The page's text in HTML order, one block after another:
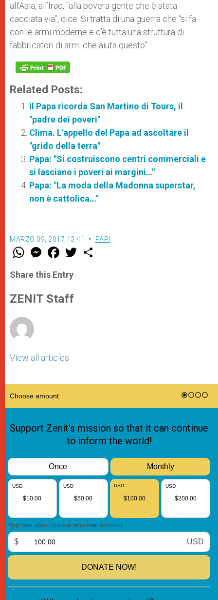
all’Asia, all’Iraq, “alla povera gente che è stata
cacciata via”, dice. Si tratta di una guerra che “si fa
con le armi moderne e c’è tutta una struttura di
fabbricatori di armi che aiuta questo”.
Related Posts:
Il Papa ricorda San Martino di Tours, il
"padre dei poveri"
Clima. L'appello del Papa ad ascoltare il
"grido della terra"
Papa: "Si costruiscono centri commerciali e
si lasciano i poveri ai margini…"
Papa: "La moda della Madonna superstar,
non è cattolica…"
MARZO 09, 2017 13:41 PAPI
W
t
s
p
p
M
e
s
e
g
e
F
a
e
b
o
k
w
Share this Entry
ZENIT Staff
View all articles